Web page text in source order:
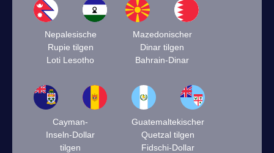
Nepalesische
Rupie tilgen
Loti Lesotho
Mazedonischer
Dinar tilgen
Bahrain-Dinar
Cayman-
Inseln-Dollar
tilgen
Guatemaltekischer
Quetzal tilgen
Fidschi-Dollar